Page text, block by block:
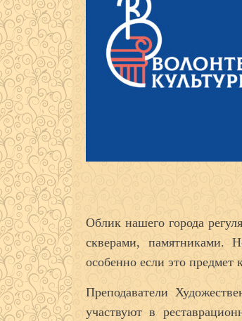
Облик нашего города
скверами, памятниками.
особенно если это предмет
Преподаватели
участвуют в